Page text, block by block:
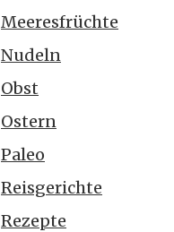
Meeresfrüchte
Nudeln
Obst
Ostern
Paleo
Reisgerichte
Rezepte